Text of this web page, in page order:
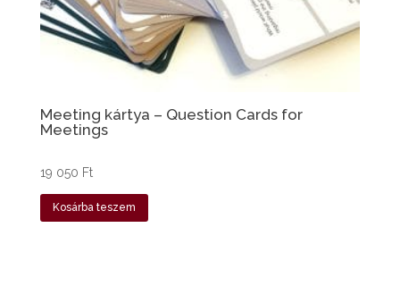
Meeting kártya – Question Cards for
Meetings
19 050 Ft
Kosárba teszem